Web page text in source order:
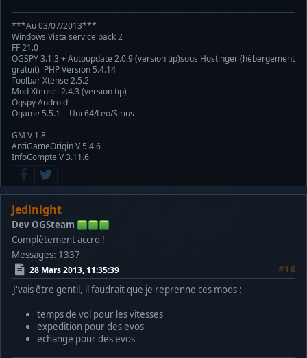
***Au 03/07/2013***
Windows Vista service pack 2
FF 21.0
OGSPY 3.1.3 + Autoupdate 2.0.9 (version tip)sous Hostinger (hébergement
gratuit) PHP Version 5.4.14
Toolbar Xtense 2.5.2
Mod Xtense: 2.4.3 (version tip)
Ogspy Android
Ogame 5.5.1 - Uni 64/Leo/Sirius
---
GM V 1.8
AntiGameOrigin V 5.4.6
InfoCompte V 3.11.6
Jedinight
Dev OGSteam
Complètement accro !
Messages: 1337
28 Mars 2013, 11:35:39
#18
J'vais être gentil, il faudrait que je reprenne ces mods :
temps de vol pour les vitesses
expedition pour des evos
echange pour des evos